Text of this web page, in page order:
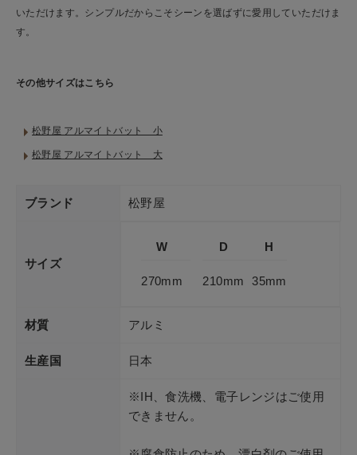
ショップリスト
いただけます。シンプルだからこそシーンを選ばずに愛用していただけま
す。
その他サイズはこちら
松野屋 アルマイトバット 小
松野屋 アルマイトバット 大
ブランド 松野屋
サイズ
W
270mm
D
210mm
H
35mm
材質 アルミ
生産国 日本
※IH、食洗機、電子レンジはご使用
できません。